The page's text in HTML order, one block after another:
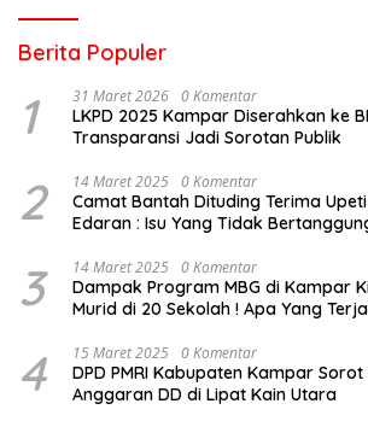
Berita Populer
1 31 Maret 2026 0 Komentar
LKPD 2025 Kampar Diserahkan ke
Transparansi Jadi Sorotan Publik
2 14 Maret 2025 0 Komentar
Camat Bantah Dituding Terima
Edaran : Isu Yang Tidak
3 14 Maret 2025 0 Komentar
Dampak Program MBG di Kampar
Murid di 20 Sekolah ! Apa Yang
4 15 Maret 2025 0 Komentar
DPD PMRI Kabupaten Kampar
Anggaran DD di Lipat Kain Utara